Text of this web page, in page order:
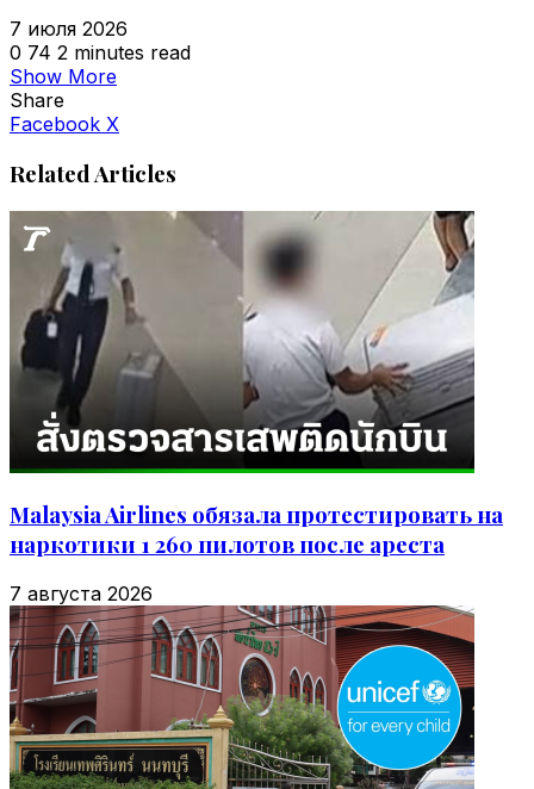
7 июля 2026
0 74 2 minutes read
Show More
Share
Facebook X
Related Articles
Malaysia Airlines обязала протестировать на
наркотики 1 260 пилотов после ареста
7 августа 2026